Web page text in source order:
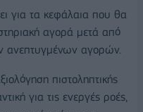
για τα κεφάλαια που θα
αγορά μετά από
ανεπτυγμένων αγορών.
πιστοληπτικής
για τις ενεργές ροές,